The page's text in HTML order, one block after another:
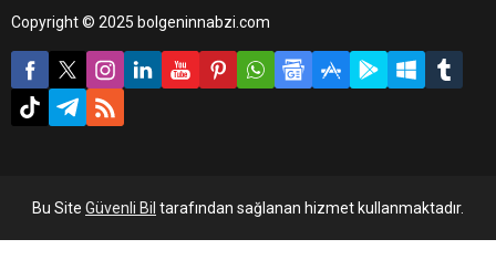
Copyright © 2025 bolgeninnabzi.com
Bu Site Güvenli Bil tarafından sağlanan hizmet kullanmaktadır.